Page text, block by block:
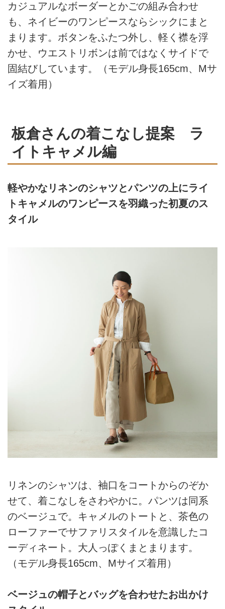
カジュアルなボーダーとかごの組み合わせ
も、ネイビーのワンピースならシックにまと
まります。ボタンをふたつ外し、軽く襟を浮
かせ、ウエストリボンは前ではなくサイドで
固結びしています。（モデル身長165cm、Mサ
イズ着用）
板倉さんの着こなし提案 ラ
イトキャメル編
軽やかなリネンのシャツとパンツの上にライ
トキャメルのワンピースを羽織った初夏のス
タイル
リネンのシャツは、袖口をコートからのぞか
せて、着こなしをさわやかに。パンツは同系
のベージュで。キャメルのトートと、茶色の
ローファーでサファリスタイルを意識したコ
ーディネート。大人っぽくまとまります。
（モデル身長165cm、Mサイズ着用）
ベージュの帽子とバッグを合わせたお出かけ